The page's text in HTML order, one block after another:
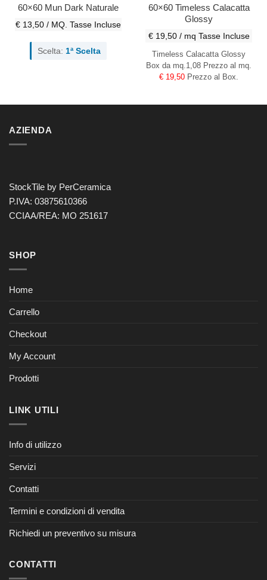
60×60 Mun Dark Naturale
€ 13,50 / MQ. Tasse Incluse
Scelta: 1ª Scelta
60×60 Timeless Calacatta
Glossy
€ 19,50 / mq Tasse Incluse
Timeless Calacatta Glossy
Box da mq.1,08 Prezzo al mq.
€ 19,50 Prezzo al Box.
AZIENDA
StockTile by PerCeramica
P.IVA: 03875610366
CCIAA/REA: MO 251617
SHOP
Home
Carrello
Checkout
My Account
Prodotti
LINK UTILI
Info di utilizzo
Servizi
Contatti
Termini e condizioni di vendita
Richiedi un preventivo su misura
CONTATTI